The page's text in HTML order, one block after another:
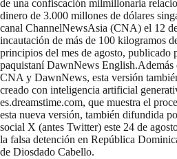
de una confiscación milmillonaria
dinero de 3.000 millones de dólares
canal ChannelNewsAsia (CNA) el 12
incautación de más de 100 kilogramos
principios del mes de agosto, publicado
paquistaní DawnNews English.Además
CNA y DawnNews, esta versión
creado con inteligencia artificial
es.dreamstime.com, que muestra el
esta nueva versión, también difundida
social X (antes Twitter) este 24 de
la falsa detención en República
de Diosdado Cabello.